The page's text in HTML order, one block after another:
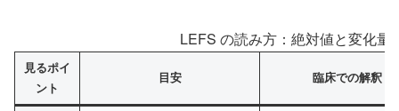
LEFS の読み方：絶対値と変化量
見るポイ
ント
目安 臨床での解釈